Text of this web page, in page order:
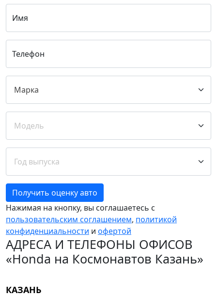
Имя
Телефон
Получить оценку авто
Нажимая на кнопку, вы соглашаетесь с
пользовательским соглашением, политикой
конфиденциальности и офертой
АДРЕСА И ТЕЛЕФОНЫ ОФИСОВ
«Honda на Космонавтов Казань»
КАЗАНЬ